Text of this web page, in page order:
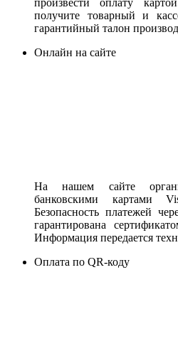
получите товарный и
гарантийный талон
Онлайн на сайте
На нашем сайте
банковскими картами
Безопасность платежей
гарантирована
Информация передается
Оплата по QR-коду